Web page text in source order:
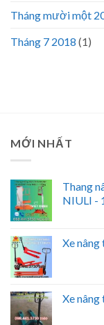
Tháng mười một
Tháng 7 2018 (1)
MỚI NHẤT
Thang
NIULI -
Xe
Xe